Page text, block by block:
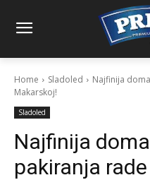
Home Sladoled
Najfinija
Makarskoj!
Sladoled
Najfinija
pakiranja